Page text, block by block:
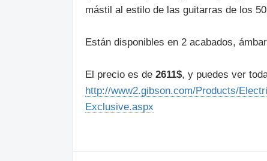
mástil al estilo de las guitarras de los
Están disponibles en 2 acabados,
El precio es de 2611$, y puedes ver
http://www2.gibson.com/Products/
Exclusive.aspx